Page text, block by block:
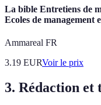
La bible Entretiens de
Ecoles de management
Ammareal FR
3.19 EURVoir le prix
3. Rédaction et